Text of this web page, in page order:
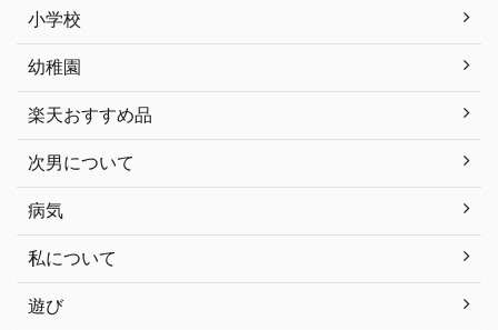
小学校
幼稚園
楽天おすすめ品
次男について
病気
私について
遊び